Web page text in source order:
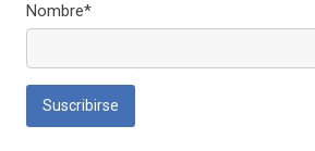
Nombre*